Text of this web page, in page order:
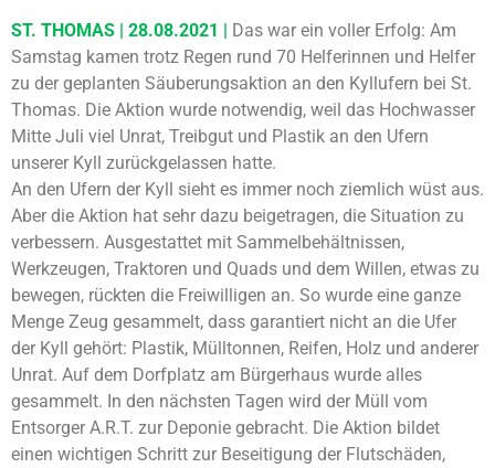
ST. THOMAS | 28.08.2021 | Das war ein voller Erfolg: Am
Samstag kamen trotz Regen rund 70 Helferinnen und Helfer
zu der geplanten Säuberungsaktion an den Kyllufern bei St.
Thomas. Die Aktion wurde notwendig, weil das Hochwasser
Mitte Juli viel Unrat, Treibgut und Plastik an den Ufern
unserer Kyll zurückgelassen hatte.
An den Ufern der Kyll sieht es immer noch ziemlich wüst aus.
Aber die Aktion hat sehr dazu beigetragen, die Situation zu
verbessern. Ausgestattet mit Sammelbehältnissen,
Werkzeugen, Traktoren und Quads und dem Willen, etwas zu
bewegen, rückten die Freiwilligen an. So wurde eine ganze
Menge Zeug gesammelt, dass garantiert nicht an die Ufer
der Kyll gehört: Plastik, Mülltonnen, Reifen, Holz und anderer
Unrat. Auf dem Dorfplatz am Bürgerhaus wurde alles
gesammelt. In den nächsten Tagen wird der Müll vom
Entsorger A.R.T. zur Deponie gebracht. Die Aktion bildet
einen wichtigen Schritt zur Beseitigung der Flutschäden,